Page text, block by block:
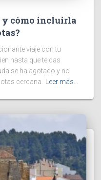
y cómo incluirla
viaje con tu
hasta que te das
se ha agotado y no
cercana.
Leer más…